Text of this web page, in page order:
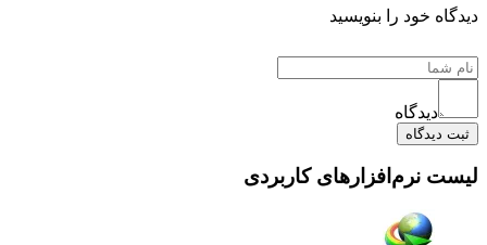
دیدگاه خود را بنویسید
دیدگاه
ثبت دیدگاه
لیست نرم‌افزارهای کاربردی